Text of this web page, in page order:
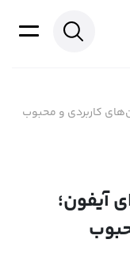
کاربردی و محبوب
آیفون؛